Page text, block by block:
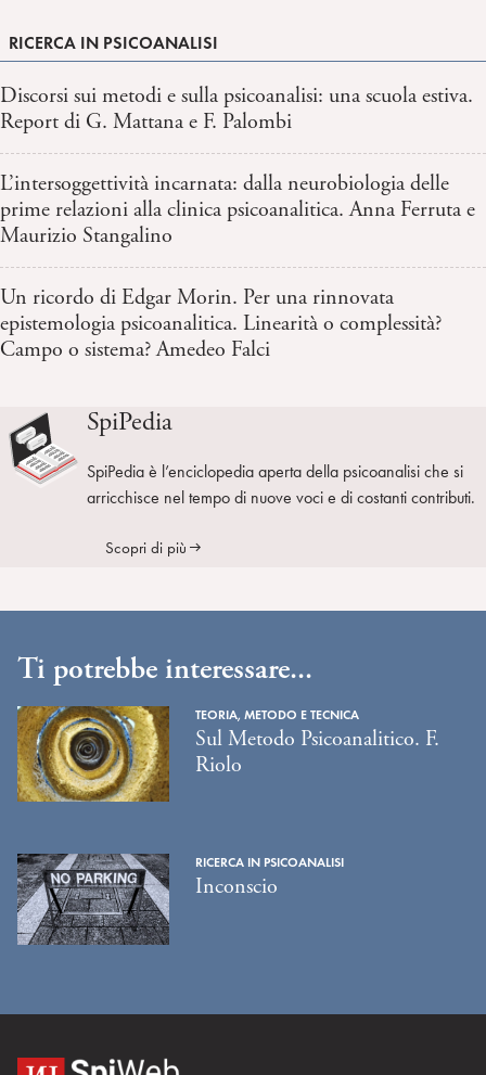
RICERCA IN PSICOANALISI
Discorsi sui metodi e sulla psicoanalisi: una scuola estiva.
Report di G. Mattana e F. Palombi
L’intersoggettività incarnata: dalla neurobiologia delle
prime relazioni alla clinica psicoanalitica. Anna Ferruta e
Maurizio Stangalino
Un ricordo di Edgar Morin. Per una rinnovata
epistemologia psicoanalitica. Linearità o complessità?
Campo o sistema? Amedeo Falci
SpiPedia
SpiPedia è l’enciclopedia aperta della psicoanalisi che si
arricchisce nel tempo di nuove voci e di costanti contributi.
Scopri di più
Ti potrebbe interessare...
TEORIA, METODO E TECNICA
Sul Metodo Psicoanalitico. F.
Riolo
RICERCA IN PSICOANALISI
Inconscio